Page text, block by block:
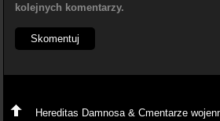
kolejnych komentarzy.
Hereditas Damnosa & Cmentarze